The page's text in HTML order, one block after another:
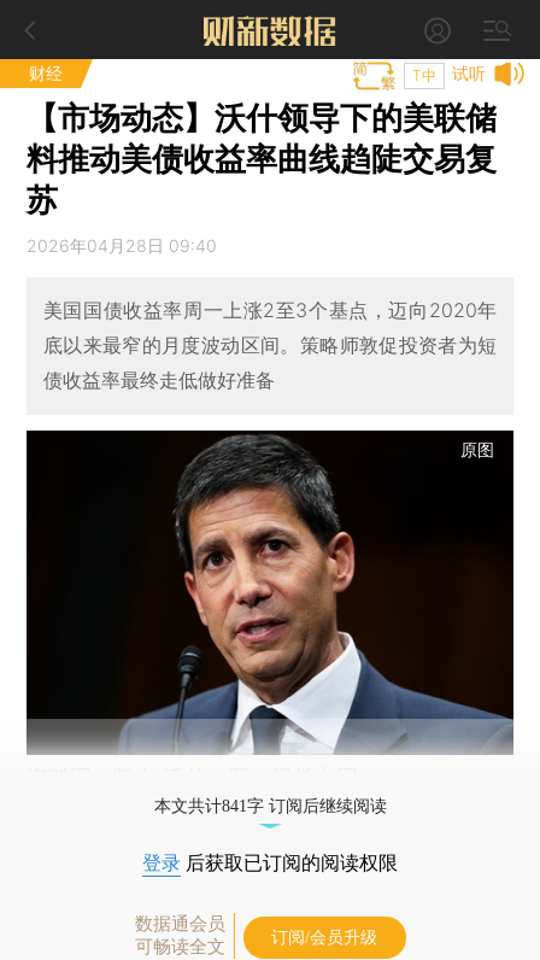
财经 试听
T中
【市场动态】沃什领导下的美联储
料推动美债收益率曲线趋陡交易复
苏
2026年04月28日 09:40
美国国债收益率周一上涨2至3个基点，迈向2020年
底以来最窄的月度波动区间。策略师敦促投资者为短
债收益率最终走低做好准备
原图
本文共计841字 订阅后继续阅读
登录 后获取已订阅的阅读权限
数据通会员
可畅读全文
订阅/会员升级